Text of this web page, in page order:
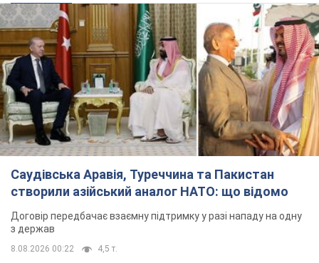
Саудівська Аравія, Туреччина та Пакистан
створили азійський аналог НАТО: що відомо
Договір передбачає взаємну підтримку у разі нападу на одну
з держав
8.08.2026 00:22 4,5 т.